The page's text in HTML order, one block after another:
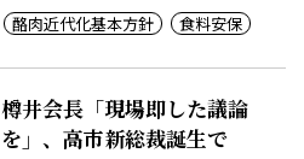
酪肉近代化基本方針
食料安保
樽井会長「現場即した議論
を」、高市新総裁誕生で